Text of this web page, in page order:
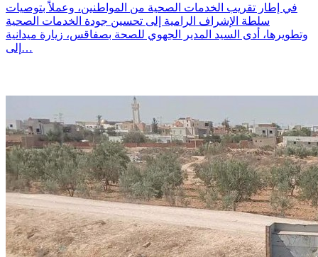
في إطار تقريب الخدمات الصحية من المواطنين، وعملاً بتوصيات
سلطة الإشراف الرامية إلى تحسين جودة الخدمات الصحية
وتطويرها، أدى السيد المدير الجهوي للصحة بصفاقس، زيارة ميدانية
إلى…